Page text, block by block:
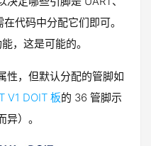
代码中分配它们即可。
，这是可能的。
性，但默认分配的管脚如
V1 DOIT 板的 36 管脚示
）。